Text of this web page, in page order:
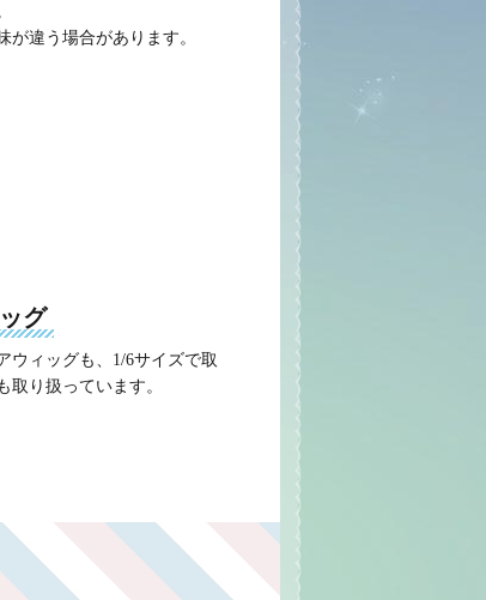
が違う場合があります。
グ
ウィッグも、1/6サイズで取
取り扱っています。